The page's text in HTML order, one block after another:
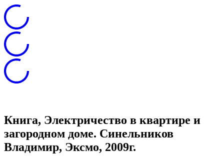
Книга, Электричество в квартире и
загородном доме. Синельников
Владимир, Эксмо, 2009г.